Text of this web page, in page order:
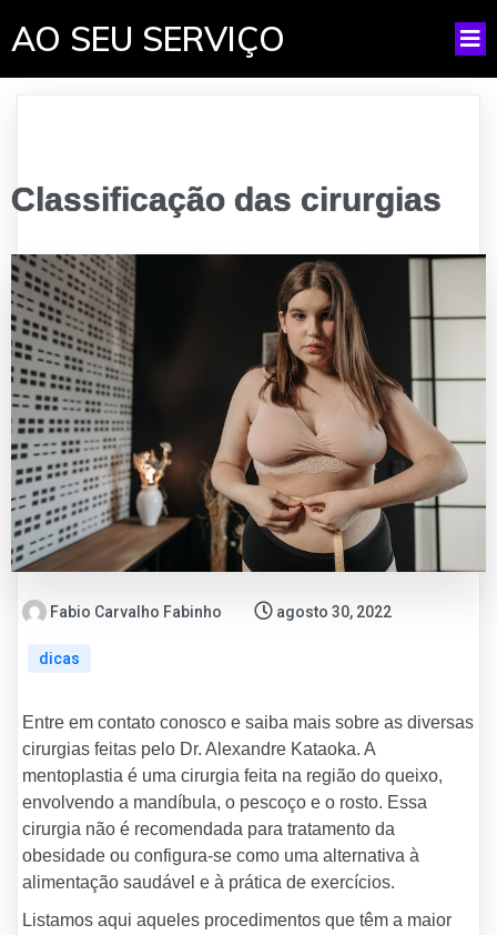
AO SEU SERVIÇO
Classificação das cirurgias
Fabio Carvalho Fabinho agosto 30, 2022
dicas
Entre em contato conosco e saiba mais sobre as diversas
cirurgias feitas pelo Dr. Alexandre Kataoka. A
mentoplastia é uma cirurgia feita na região do queixo,
envolvendo a mandíbula, o pescoço e o rosto. Essa
cirurgia não é recomendada para tratamento da
obesidade ou configura-se como uma alternativa à
alimentação saudável e à prática de exercícios.
Listamos aqui aqueles procedimentos que têm a maior